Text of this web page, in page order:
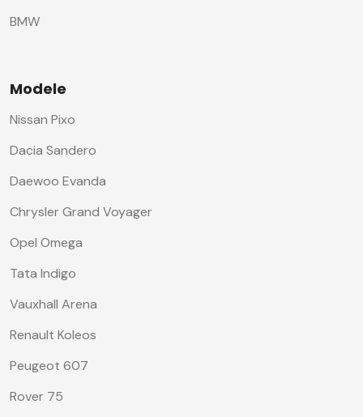
BMW
Modele
Nissan Pixo
Dacia Sandero
Daewoo Evanda
Chrysler Grand Voyager
Opel Omega
Tata Indigo
Vauxhall Arena
Renault Koleos
Peugeot 607
Rover 75